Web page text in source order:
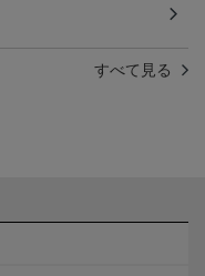
すべて見る